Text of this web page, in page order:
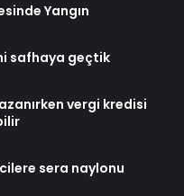
Yangın
safhaya geçtik
vergi kredisi
sera naylonu